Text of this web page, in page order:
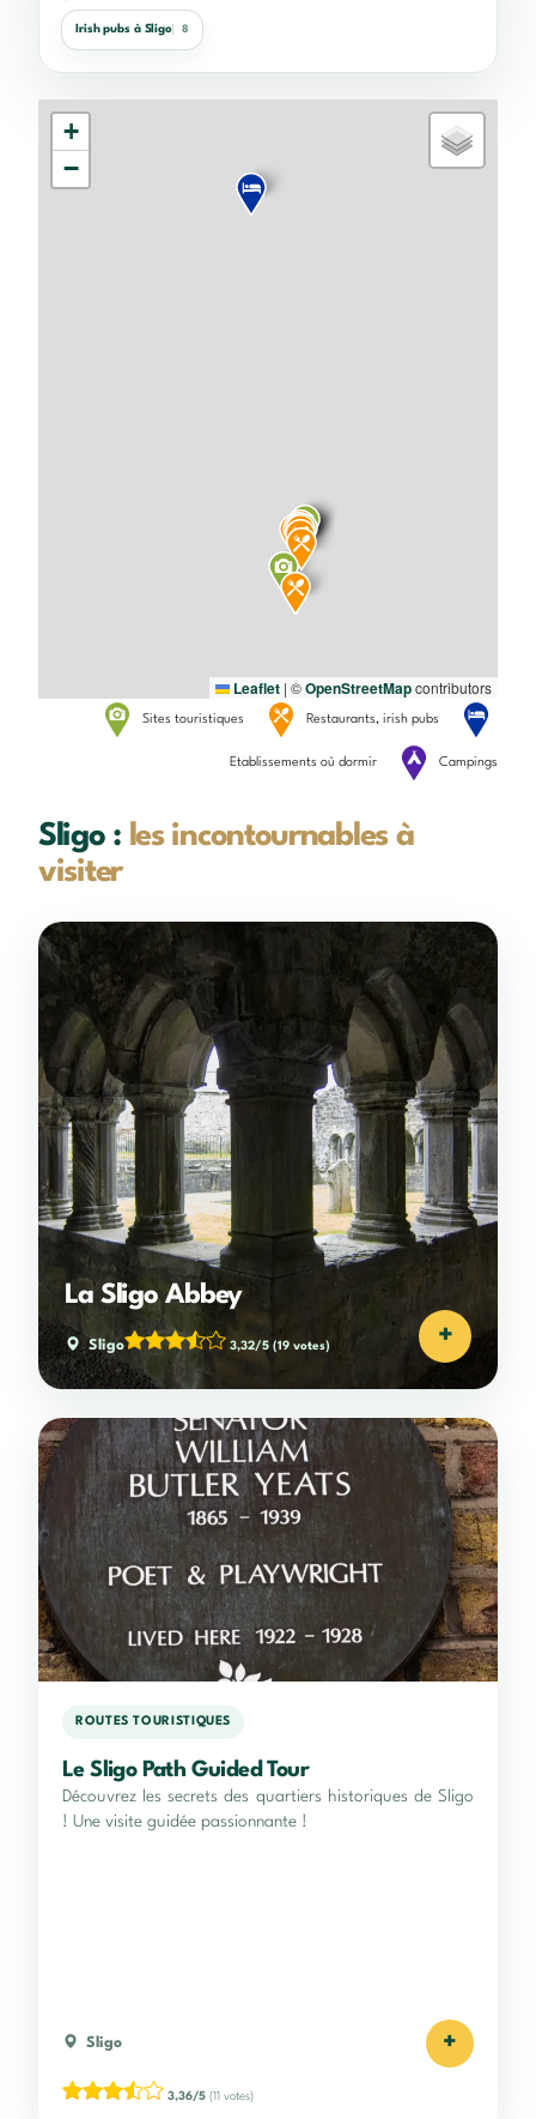
Irish pubs à Sligo 8
+
−
Leaflet | ©OpenStreetMapcontributors
Sites touristiques Restaurants, irish pubs
Etablissements où dormir Campings
Sligo : les incontournables à
visiter
La Sligo Abbey
Sligo 3,32/5 (19 votes) +
ROUTES TOURISTIQUES
Le Sligo Path Guided Tour
Découvrez les secrets des quartiers historiques de Sligo
! Une visite guidée passionnante !
Sligo +
3,36/5 (11 votes)